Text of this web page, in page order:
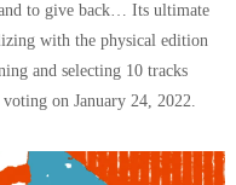
to give back… Its ultimate
with the physical edition
and selecting 10 tracks
on January 24, 2022.